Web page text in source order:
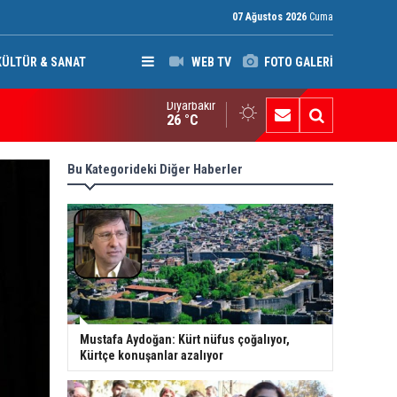
07 Ağustos 2026 Cuma
WEB TV FOTO GALERİ
& SANAT
Silah bırakmayan gruplara terör yasası uygulanacak
Diyarbakır
26 °C
Bu Kategorideki Diğer Haberler
Mustafa Aydoğan: Kürt nüfus çoğalıyor,
Kürtçe konuşanlar azalıyor